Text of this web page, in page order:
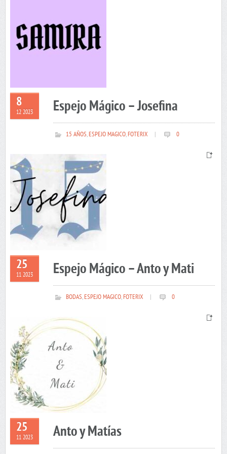
8
12 2023 Espejo Mágico – Josefina
15 AÑOS,ESPEJO MAGICO,FOTERIX 0
25
11 2023 Espejo Mágico – Anto y Mati
BODAS,ESPEJO MAGICO,FOTERIX 0
25
11 2023 Anto y Matías